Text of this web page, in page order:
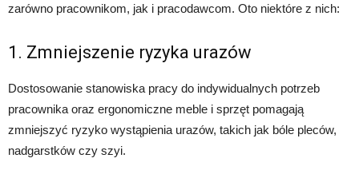
zarówno pracownikom, jak i pracodawcom. Oto niektóre z nich:
1. Zmniejszenie ryzyka urazów
Dostosowanie stanowiska pracy do indywidualnych potrzeb
pracownika oraz ergonomiczne meble i sprzęt pomagają
zmniejszyć ryzyko wystąpienia urazów, takich jak bóle pleców,
nadgarstków czy szyi.